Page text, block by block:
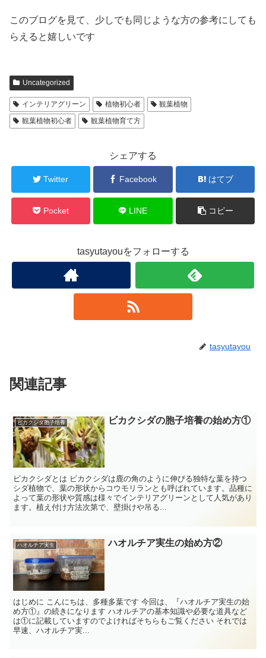
このブログを見て、少しでも同じような方の参考にしても
らえると嬉しいです
Uncategorized
インテリアグリーン 植物初心者
観葉植物
観葉植物初心者
観葉植物育て方
シェアする
Twitter Facebook はてブ
Pocket LINE コピー
tasyutayouをフォローする
tasyutayou
関連記事
ビカクシダ胞子培養 ビカクシダの胞子培養の始め方①
ビカクシダとは ビカクシダは鹿の角のように伸びる独特な葉を持つ
シダ植物で、葉の形状からコウモリランとも呼ばれています。品種に
よって葉の形状や質感は様々でインテリアグリーンとして人気があり
ます。植え付け方法次第で、壁掛けや吊る...
ハオルチア実生 ハオルチア実生の始め方②
はじめに こんにちは、多種多葉です 今回は、『ハオルチア実生の始
め方①』の続きになります ハオルチアの基本知識や必要な道具など
は①に記載していますのでよければそちらもご覧ください それでは
早速、ハオルチア実...